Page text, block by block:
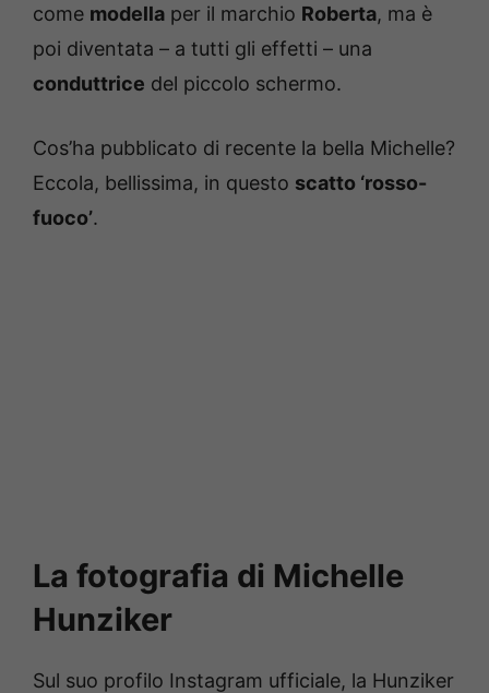
come modella per il marchio Roberta, ma è
poi diventata – a tutti gli effetti – una
conduttrice del piccolo schermo.
Cos’ha pubblicato di recente la bella Michelle?
Eccola, bellissima, in questo scatto ‘rosso-
fuoco’.
La fotografia di Michelle
Hunziker
Sul suo profilo Instagram ufficiale, la Hunziker